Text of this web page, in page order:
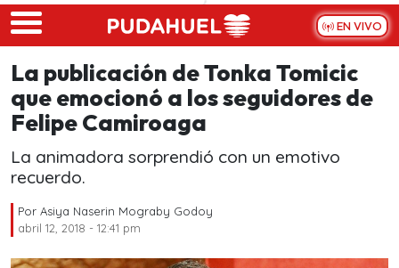
Skip to main content
EN VIVO
La publicación de Tonka Tomicic
que emocionó a los seguidores de
Felipe Camiroaga
La animadora sorprendió con un emotivo
recuerdo.
Por Asiya Naserin Mograby Godoy
abril 12, 2018 - 12:41 pm